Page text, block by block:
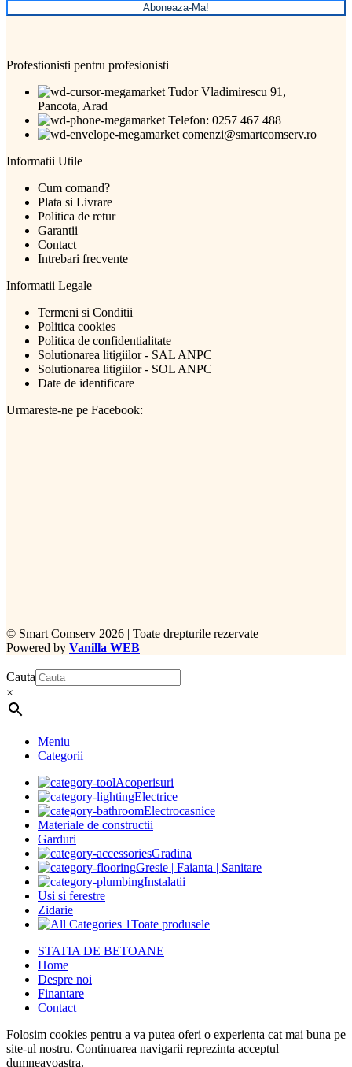
Aboneaza-Ma!
Profestionisti pentru profesionisti
Tudor Vladimirescu 91,
Pancota, Arad
Telefon: 0257 467 488
comenzi@smartcomserv.ro
Informatii Utile
Cum comand?
Plata si Livrare
Politica de retur
Garantii
Contact
Intrebari frecvente
Informatii Legale
Termeni si Conditii
Politica cookies
Politica de confidentialitate
Solutionarea litigiilor - SAL ANPC
Solutionarea litigiilor - SOL ANPC
Date de identificare
Urmareste-ne pe Facebook:
© Smart Comserv 2026 | Toate drepturile rezervate
Powered by Vanilla WEB
Cauta
×
Meniu
Categorii
Acoperisuri
Electrice
Electrocasnice
Materiale de constructii
Garduri
Gradina
Gresie | Faianta | Sanitare
Instalatii
Usi si ferestre
Zidarie
Toate produsele
STATIA DE BETOANE
Home
Despre noi
Finantare
Contact
Folosim cookies pentru a va putea oferi o experienta cat mai buna pe
site-ul nostru. Continuarea navigarii reprezinta acceptul
dumneavoastra.